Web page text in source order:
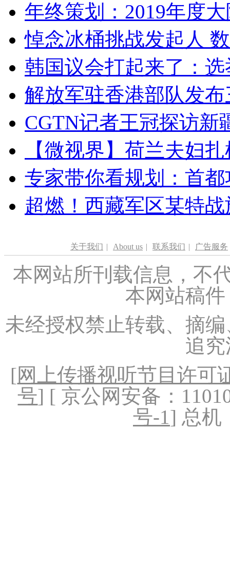
年终策划：2019年度
悼念冰桶挑战发起人
韩国议会打起来了：
解放军驻香港部队发
CGTN记者王冠探访新
【微视界】荷兰夫妇
专家带你看规划：首
超燃！西藏军区某特
关于我们 | About us | 联系我们 | 广告服务
本网站所刊载信息，不
本网站稿
未经授权禁止转载、摘
追
[网上传播视听节目许可
号] [ 京公网安备：
号-1] 总机